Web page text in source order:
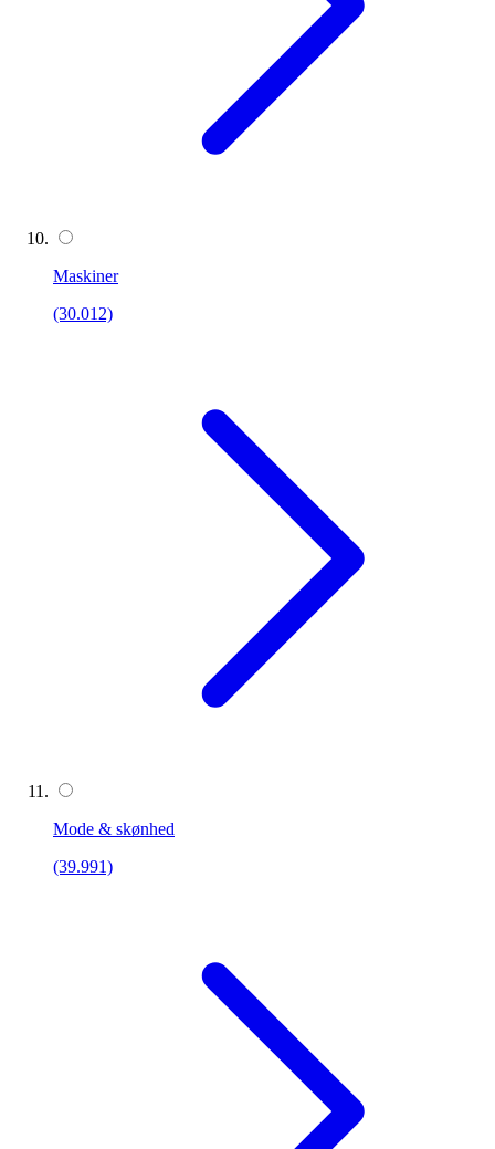
Maskiner
(30.012)
Mode & skønhed
(39.991)